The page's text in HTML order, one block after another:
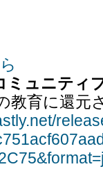
ミュニティ
教育に還元